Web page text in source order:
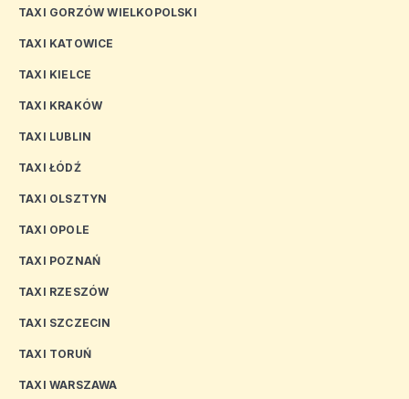
TAXI GORZÓW WIELKOPOLSKI
TAXI KATOWICE
TAXI KIELCE
TAXI KRAKÓW
TAXI LUBLIN
TAXI ŁÓDŹ
TAXI OLSZTYN
TAXI OPOLE
TAXI POZNAŃ
TAXI RZESZÓW
TAXI SZCZECIN
TAXI TORUŃ
TAXI WARSZAWA